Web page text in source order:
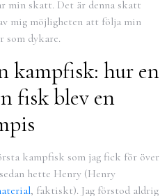
min skatt. Det är denna skatt
mig möjligheten att följa min
som dykare.
kampfisk: hur en
fisk blev en
kampfisk som jag fick för över
hette Henry (Henry
, faktiskt). Jag förstod aldrig